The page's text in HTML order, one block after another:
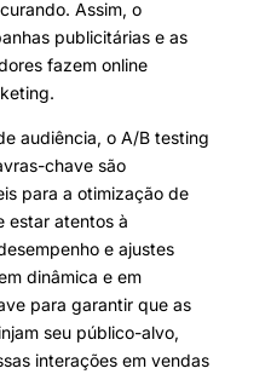
Assim, o
publicitárias e as
fazem online
audiência, o A/B testing
chave são
para a otimização de
estar atentos à
e ajustes
dinâmica e em
para garantir que as
seu público-alvo,
interações em vendas